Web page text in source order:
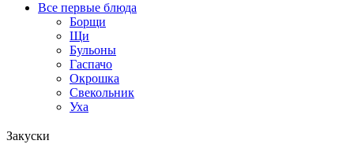
Все первые блюда
Борщи
Щи
Бульоны
Гаспачо
Окрошка
Свекольник
Уха
Закуски